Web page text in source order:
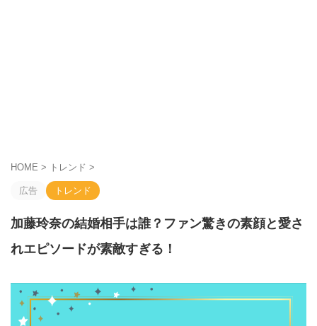
HOME > トレンド >
広告 トレンド
加藤玲奈の結婚相手は誰？ファン驚きの素顔と愛さ
れエピソードが素敵すぎる！